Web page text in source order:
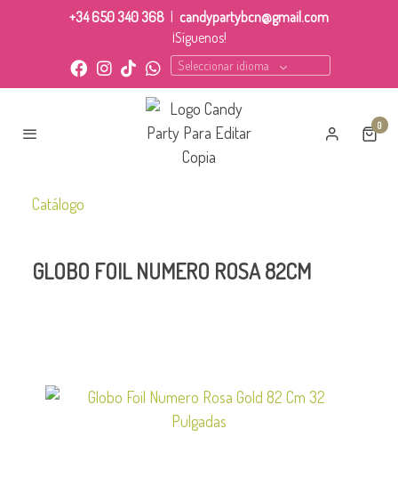
+34 650 340 368
candypartybcn@gmail.com
¡Síguenos!
Seleccionar idioma
0
Catálogo
GLOBO FOIL NUMERO ROSA 82CM